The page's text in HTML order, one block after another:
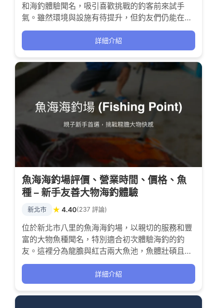
和海釣體驗聞名，吸引喜歡挑戰的釣客前來試手
氣。雖然環境與設施有待提升，但釣友們仍能在此
感受海風吹拂下的釣魚樂趣，適合尋求刺激與耐心
詳細介紹
魚海海釣場評價、營業時間、價格、魚
種 – 新手友善大物海釣體驗
新北市 ★ 4.40(237 評論)
位於新北市八里的魚海海釣場，以親切的服務和豐
富的大物魚種聞名，特別適合初次體驗海釣的釣
友。這裡分為龍膽與紅古兩大魚池，魚體壯碩且咬
度強烈，讓每一次拉竿都充滿刺激與成就感。老闆
與工作人員耐心教學，營造溫馨氛圍，無論是親子
同遊或新手挑戰，都能享受爆護的樂趣。
詳細介紹